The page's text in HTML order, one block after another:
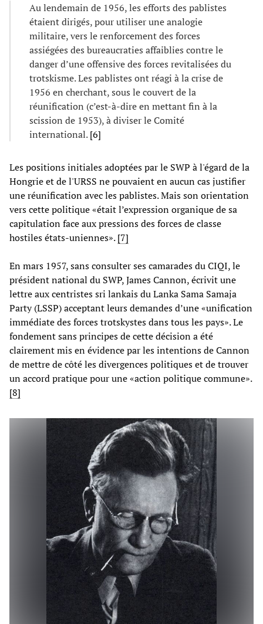
Au lendemain de 1956, les efforts des pablistes
étaient dirigés, pour utiliser une analogie
militaire, vers le renforcement des forces
assiégées des bureaucraties affaiblies contre le
danger d’une offensive des forces revitalisées du
trotskisme. Les pablistes ont réagi à la crise de
1956 en cherchant, sous le couvert de la
réunification (c’est-à-dire en mettant fin à la
scission de 1953), à diviser le Comité
international.[6]
Les positions initiales adoptées par le SWP à l'égard de la
Hongrie et de l'URSS ne pouvaient en aucun cas justifier
une réunification avec les pablistes. Mais son orientation
vers cette politique «était l’expression organique de sa
capitulation face aux pressions des forces de classe
hostiles états-uniennes».[7]
En mars 1957, sans consulter ses camarades du CIQI, le
président national du SWP, James Cannon, écrivit une
lettre aux centristes sri lankais du Lanka Sama Samaja
Party (LSSP) acceptant leurs demandes d’une «unification
immédiate des forces trotskystes dans tous les pays». Le
fondement sans principes de cette décision a été
clairement mis en évidence par les intentions de Cannon
de mettre de côté les divergences politiques et de trouver
un accord pratique pour une «action politique commune».
[8]